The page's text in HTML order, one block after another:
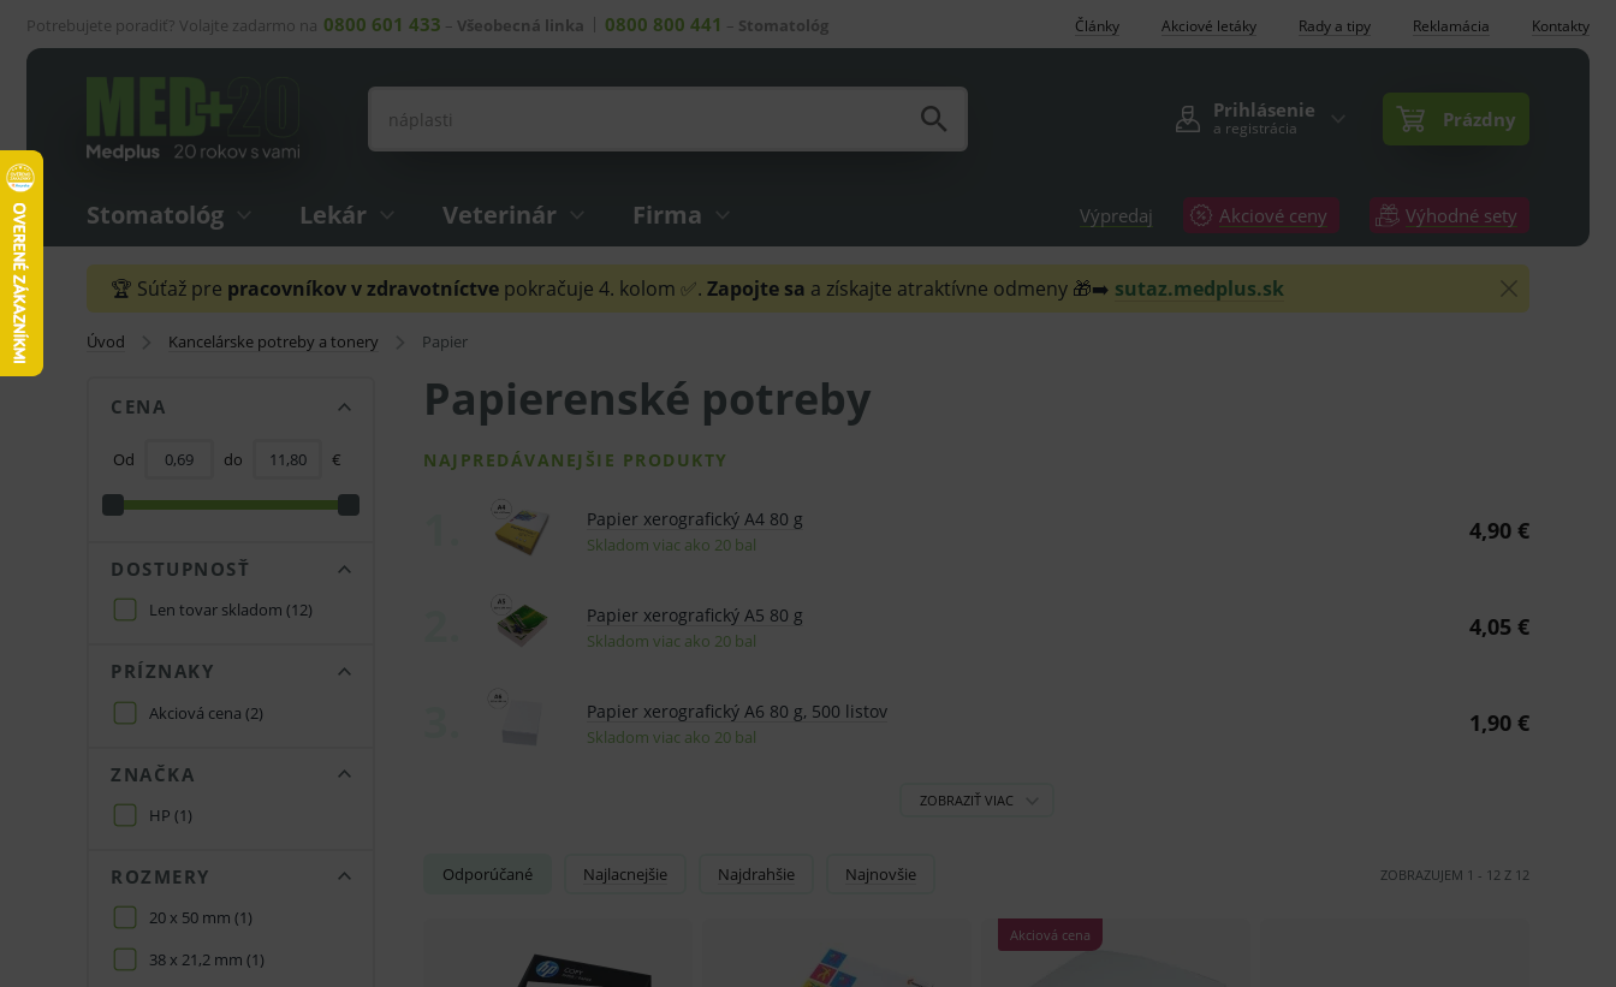
Potrebujete poradiť? Volajte zadarmo na 0800 601 433 – Všeobecná linka 0800 800 441 – Stomatológ Články Akciové letáky Rady a tipy Reklamácia Kontakty
Prihlásenie
a registrácia Prázdny
Stomatológ Lekár Veterinár Firma Výpredaj Akciové ceny Výhodné sety
🏆 Súťaž pre pracovníkov v zdravotníctve pokračuje 4. kolom ✅. Zapojte sa a získajte atraktívne odmeny 🎁➡️ sutaz.medplus.sk
Úvod Kancelárske potreby a tonery Papier
CENA
Od do €
DOSTUPNOSŤ
Len tovar skladom (12)
PRÍZNAKY
Akciová cena (2)
ZNAČKA
HP (1)
ROZMERY
20 x 50 mm (1)
38 x 21,2 mm (1)
Papierenské potreby
Odporúčané Najlacnejšie Najdrahšie Najnovšie ZOBRAZUJEM 1 - 12 Z 12
Akciová cena